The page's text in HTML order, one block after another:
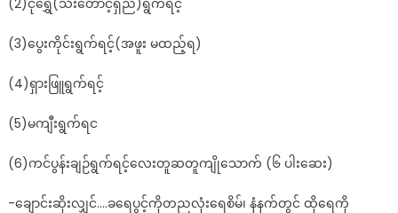
(2)ငုရွှေ(သီးတောင့်ရှည်)ရွက်ရင့်
(3)ပွေးကိုင်းရွက်ရင့်(အဖူး မထည့်ရ)
(4)ရှားဖြူရွက်ရင့်
(5)မကျီးရွက်ရင
(6)ကင်ပွန်းချဉ်ရွက်ရင့်လေးတူဆတူကျိုသောက် (၆ ပါးဆေး)
-ချောင်းဆိုးလျှင်….ခရေပွင့်ကိုတညလုံးရေစိမ်၊ နံနက်တွင် ထိုရေကို